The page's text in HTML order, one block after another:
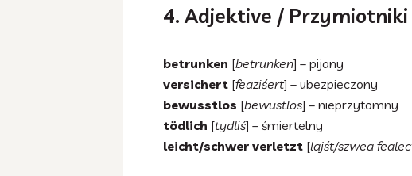
4. Adjektive / Przymiotniki
betrunken [betrunken] – pijany
versichert[feaziśert] – ubezpieczony
bewusstlos [bewustlos] – nieprzytomny
tödlich [tydliś] – śmiertelny
leicht/schwer verletzt[lajśt/szwea